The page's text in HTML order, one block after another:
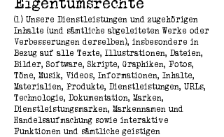
(1) Unsere Dienstleistungen und zugehörigen
Inhalte (und sämtliche abgeleiteten Werke oder
Verbesserungen derselben), insbesondere in
Bezug auf alle Texte, Illustrationen, Dateien,
Bilder, Software, Skripte, Graphiken, Fotos,
Töne, Musik, Videos, Informationen, Inhalte,
Materialien, Produkte, Dienstleistungen, URLs,
Technologie, Dokumentation, Marken,
Dienstleistungsmarken, Markennamen und
Handelsaufmachung sowie interaktive
Funktionen und sämtliche geistigen